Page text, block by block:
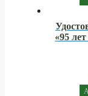
«95